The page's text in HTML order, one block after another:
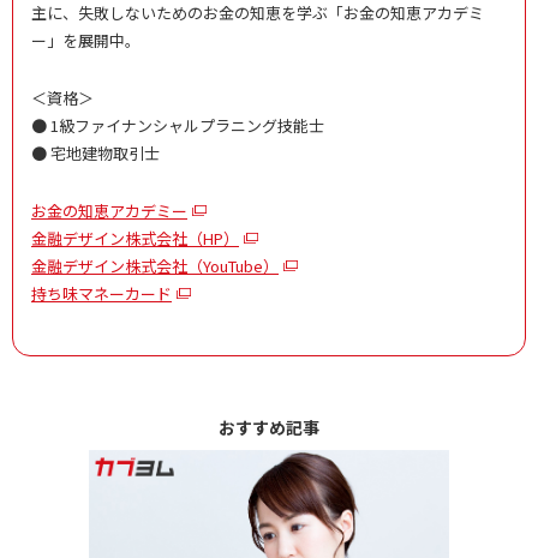
主に、失敗しないためのお金の知恵を学ぶ「お金の知恵アカデミ
ー」を展開中。
＜資格＞
● 1級ファイナンシャルプラニング技能士
● 宅地建物取引士
お金の知恵アカデミー
金融デザイン株式会社（HP）
金融デザイン株式会社（YouTube）
持ち味マネーカード
おすすめ記事